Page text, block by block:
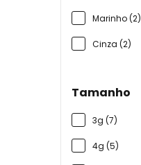
Marinho (2)
Cinza (2)
Tamanho
3g (7)
4g (5)